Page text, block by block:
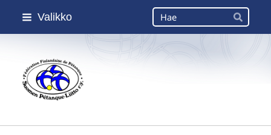
Siirry
Valikko Haku
Hae
Suomen Petanque-Liitto